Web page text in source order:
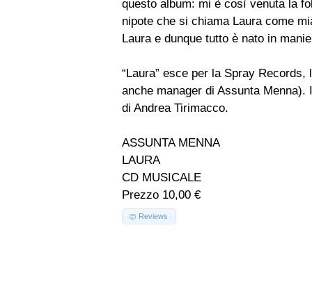
questo album: mi è così venuta la
nipote che si chiama Laura come
Laura e dunque tutto è nato in
“Laura” esce per la Spray
anche manager di Assunta
di Andrea Tirimacco.
ASSUNTA MENNA
LAURA
CD MUSICALE
Prezzo 10,00 €
Reviews